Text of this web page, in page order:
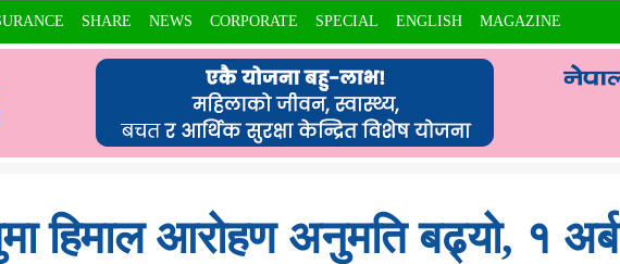
SHARE NEWS CORPORATE SPECIAL ENGLISH MAGAZINE
हिमाल आरोहण अनुमति बढ्यो, १ अर्ब